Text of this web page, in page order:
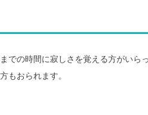
の時間に寂しさを覚える方がいらっ
もおられます。